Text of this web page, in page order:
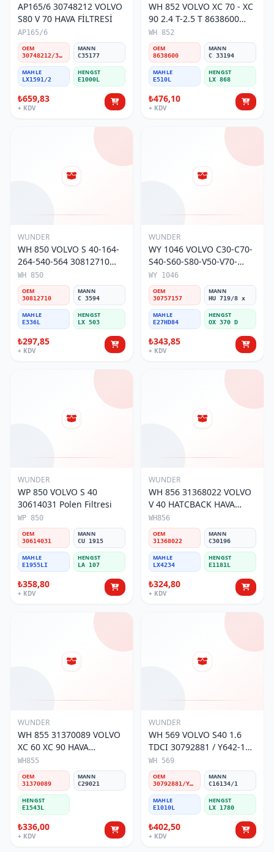
AP165/6 30748212 VOLVO
S80 V 70 HAVA FİLTRESİ
AP165/6
OEM
30748212/31370161
MANN
C35177
MAHLE
LX1591/2
HENGST
E1000L
₺659,83
+ KDV
WH 852 VOLVO XC 70 - XC
90 2.4 T-2.5 T 8638600
Hava Filtresi
WH 852
OEM
8638600
MANN
C 33194
MAHLE
E510L
HENGST
LX 868
₺476,10
+ KDV
WUNDER
WH 850 VOLVO S 40-164-
264-540-564 30812710
Hava Filtresi
WH 850
OEM
30812710
MANN
C 3594
MAHLE
E336L
HENGST
LX 503
₺297,85
+ KDV
WUNDER
WY 1046 VOLVO C30-C70-
S40-S60-S80-V50-V70-
XC70-XC90 t5 30757157
Yağ Filtresi
WY 1046
OEM
30757157
MANN
HU 719/8 x
MAHLE
E27HD84
HENGST
OX 370 D
₺343,85
+ KDV
WUNDER
WP 850 VOLVO S 40
30614031 Polen Filtresi
WP 850
OEM
30614031
MANN
CU 1915
MAHLE
E1955LI
HENGST
LA 107
₺358,80
+ KDV
WUNDER
WH 856 31368022 VOLVO
V 40 HATCBACK HAVA
FİLTRESİ
WH856
OEM
31368022
MANN
C30196
MAHLE
LX4234
HENGST
E1181L
₺324,80
+ KDV
WUNDER
WH 855 31370089 VOLVO
XC 60 XC 90 HAVA
FİLTRESİ
WH855
OEM
31370089
MANN
C29021
HENGST
E1543L
₺336,00
+ KDV
WUNDER
WH 569 VOLVO S40 1.6
TDCI 30792881 / Y642-13-
Z40 Hava Filtresi
WH 569
OEM
30792881/Y642-13-Z40
MANN
C16134/1
MAHLE
E1010L
HENGST
LX 1780
₺402,50
+ KDV